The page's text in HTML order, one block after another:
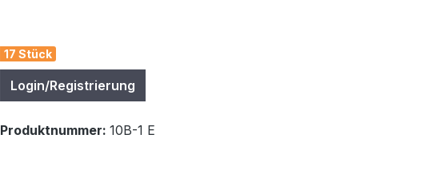
17 Stück
Login/Registrierung
Produktnummer: 10B-1 E